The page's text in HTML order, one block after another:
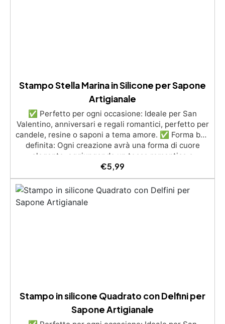
Stampo Stella Marina in Silicone per Sapone
Artigianale
✅ Perfetto per ogni occasione: Ideale per San
Valentino, anniversari e regali romantici, perfetto per
candele, resine o saponi a tema amore. ✅ Forma ben
definita: Ogni creazione avrà una forma di cuore
elegante, aggiungendo un tocco romantico e
raffinato. ✅ Riutilizzabile e facile da pulire:
Realizzato per garantire un uso duraturo e risultati
sempre impeccabili. ✅ Creatività senza limiti:
Personalizza le tue creazioni con colori, profumi e
dettagli unici. ✅ Facile da usare: Lo stampo è
€5,99
Stampo in silicone Quadrato con Delfini per
Sapone Artigianale